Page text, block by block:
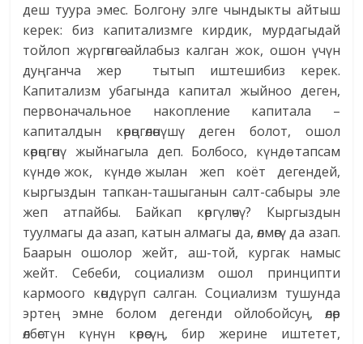
деш туура эмес. Болгону элге чындыкты айтыш
керек: биз капитализмге кирдик, мурдагыдай
тойлоп жүргөнгө айлабыз калган жок, ошон үчүн
дуңганча жер тытып иштешибиз керек.
Капитализм убагында капитал жыйноо деген,
первоначальное накопление капитала –
капиталдын көрөңгөлөнүшү деген болот, ошол
көрөңгөнү жыйнагыла деп. Болбосо, күндө тапсам
күндө жок, күндө жылан жеп коёт дегендей,
кыргыздын тапкан-ташыганын салт-сабыры эле
жеп атпайбы. Байкап көргүлөчү? Кыргыздын
туулмагы да азап, катын алмагы да, өлмөгү да азап.
Баарын ошолор жейт, аш-той, кургак намыс
жейт. Себеби, социализм ошол принципти
кармоого көндүрүп салган. Социализм тушунда
эртең эмне болом дегенди ойлобойсуң, өлөр
өлбөстүн күнүн көрөсүң, бир жерине иштетет,